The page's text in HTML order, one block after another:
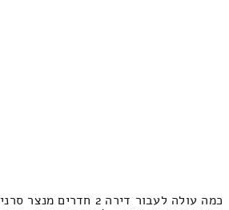
כמה עולה לעבור דירה 2 חדרים מנצר סרני לצור נתן?